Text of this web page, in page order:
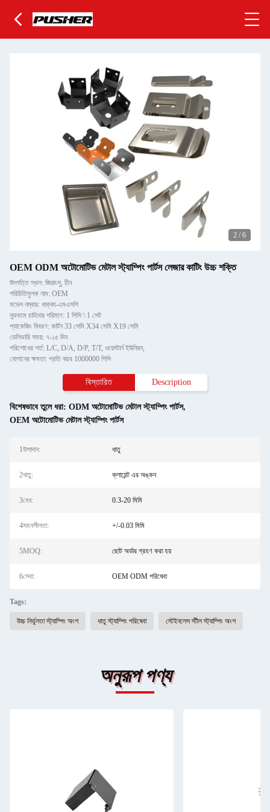
2 / 6
OEM ODM অটোমোটিভ মেটাল স্ট্যাম্পিং পার্টস লেজার কাটিং উচ্চ শক্তি
উৎপত্তি স্থল: জিয়াংসু, চীন
পরিচিতিমুলক নাম: OEM
মডেল নম্বার: ধাক্কা-এমএসপি
ন্যূনতম চাহিদার পরিমাণ: 1 পিসি \ 1 সেট
প্যাকেজিং বিবরণ: কার্টন 33 সেমি X34 সেমি X19 সেমি
ডেলিভারি সময়: ৭-১৫ দিন
পরিশোধের শর্ত: L/C, D/A, D/P, T/T, ওয়েস্টার্ন ইউনিয়ন,
যোগানের ক্ষমতা: প্রতি বছর 1000000 পিসি
বিস্তারিত Description
বিশেষভাবে তুলে ধরা: ODM অটোমোটিভ মেটাল স্ট্যাম্পিং পার্টস,
OEM অটোমোটিভ মেটাল স্ট্যাম্পিং পার্টস
1উপাদান: ধাতু
2ধাতু: ক্লায়েন্ট এর অঙ্কন
3বেধ: 0.3-20 মিমি
4সহনশীলতা: +/-0.03 মিমি
5MOQ: ছোট অর্ডার গ্রহণ করা হয়
6সেবা: OEM ODM পরিষেবা
Tags:
উচ্চ নির্ভুলতা স্ট্যাম্পিং অংশ ধাতু স্ট্যাম্পিং পরিষেবা স্টেইনলেস স্টীল স্ট্যাম্পিং অংশ
অনুরূপ পণ্য